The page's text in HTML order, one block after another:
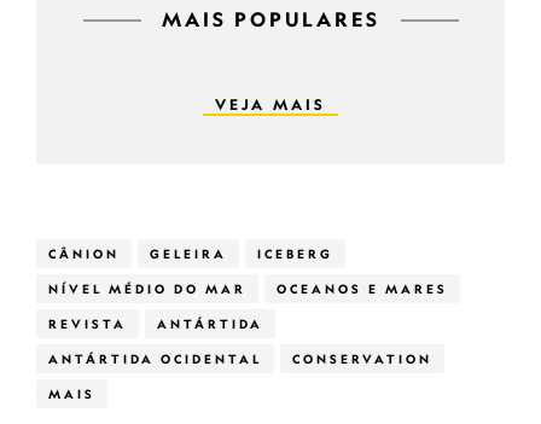
MAIS POPULARES
VEJA MAIS
CÂNION GELEIRA ICEBERG
NÍVEL MÉDIO DO MAR OCEANOS E MARES
REVISTA ANTÁRTIDA
ANTÁRTIDA OCIDENTAL CONSERVATION
MAIS